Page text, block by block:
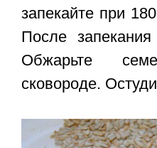
запекайте при
После
Обжарьте
сковороде.